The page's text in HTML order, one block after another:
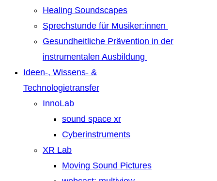
Healing Soundscapes
Sprechstunde für Musiker:innen
Gesundheitliche Prävention in der
instrumentalen Ausbildung
Ideen-, Wissens- &
Technologietransfer
InnoLab
sound space xr
Cyberinstruments
XR Lab
Moving Sound Pictures